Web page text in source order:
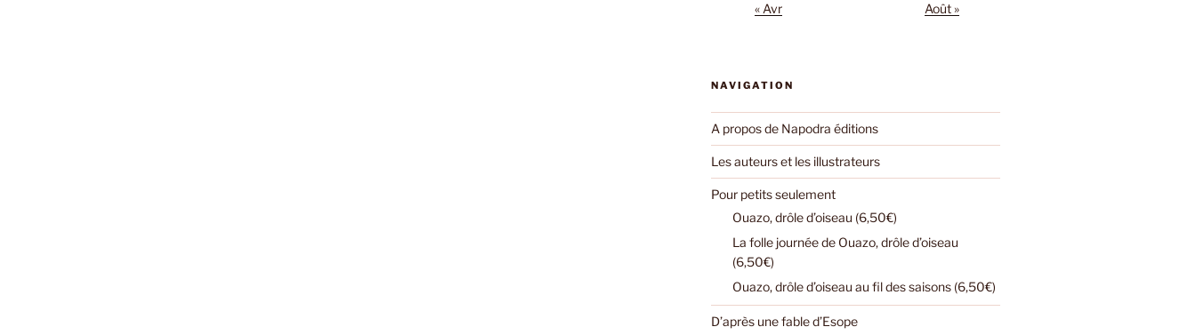
« Avr
Août »
NAVIGATION
A propos de Napodra éditions
Les auteurs et les illustrateurs
Pour petits seulement
Ouazo, drôle d’oiseau (6,50€)
La folle journée de Ouazo, drôle d’oiseau
(6,50€)
Ouazo, drôle d’oiseau au fil des saisons (6,50€)
D’après une fable d’Esope